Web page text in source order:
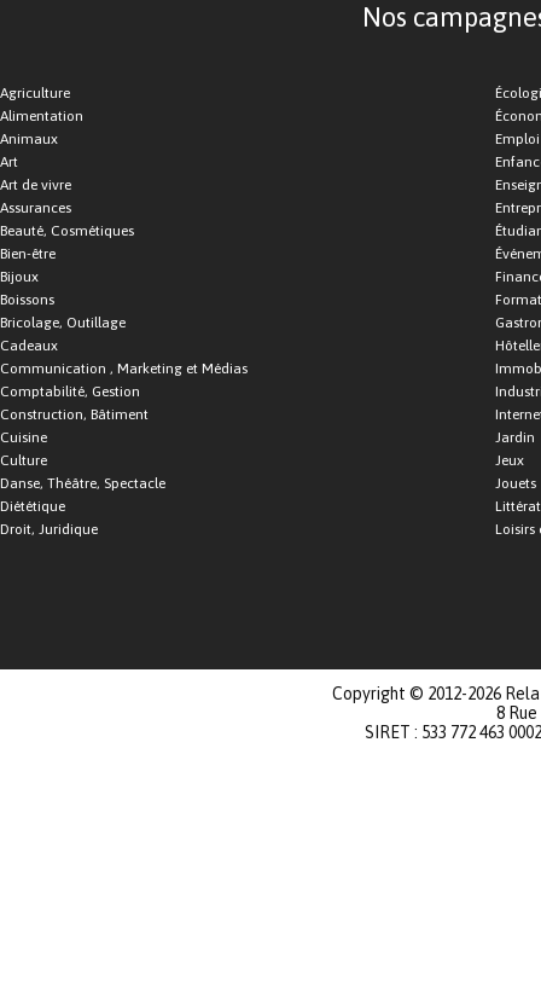
Nos
Agriculture
Alimentation
Animaux
Art
Art de vivre
Assurances
Beauté, Cosmétiques
Bien-être
Bijoux
Boissons
Bricolage, Outillage
Cadeaux
Communication , Marketing et Médias
Comptabilité, Gestion
Construction, Bâtiment
Cuisine
Culture
Danse, Théâtre, Spectacle
Diététique
Droit, Juridique
Emploi
Jardin
Jeux
Jouets
Loisirs
Copyright © 2012-2026
8
SIRET : 533 772 463